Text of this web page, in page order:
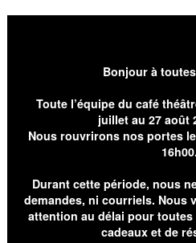
Bonjour à
Toute l’équipe du café
juillet au 27 août
Nous rouvrirons nos portes
16h00.
Durant cette période, nous
demandes, ni courriels. Nous
attention au délai pour toutes
cadeaux et de